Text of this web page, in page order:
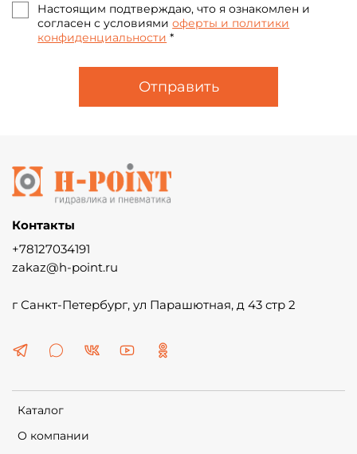
Настоящим подтверждаю, что я ознакомлен и
согласен с условиямиоферты и политики
конфиденциальности *
Отправить
Каталог
О компании
Контакты
+78127034191
zakaz@h-point.ru
г Санкт-Петербург, ул Парашютная, д 43 стр 2